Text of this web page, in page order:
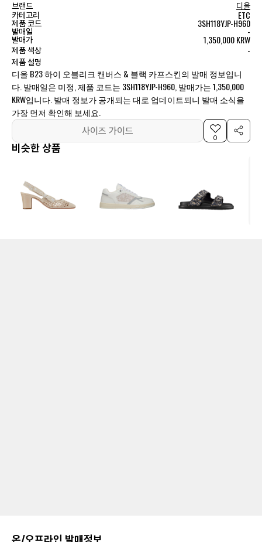
브랜드
디올
카테고리
ETC
제품 코드 3SH118YJP-H960
발매일 -
발매가 1,350,000 KRW
제품 색상 -
제품 설명
디올 B23 하이 오블리크 캔버스 & 블랙 카프스킨의 발매 정보입니
다. 발매일은 미정, 제품 코드는 3SH118YJP-H960, 발매가는 1,350,000
KRW입니다. 발매 정보가 공개되는 대로 업데이트되니 발매 소식을
가장 먼저 확인해 보세요.
사이즈 가이드
0
비슷한 상품
온/오프라인 발매정보